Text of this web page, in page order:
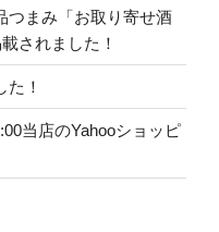
つまみ「お取り寄せ酒
されました！
！
当店のYahooショッピ